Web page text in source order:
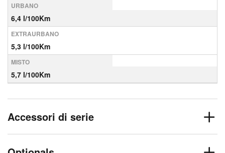
URBANO
6,4 l/100Km
EXTRAURBANO
5,3 l/100Km
MISTO
5,7 l/100Km
Accessori di serie